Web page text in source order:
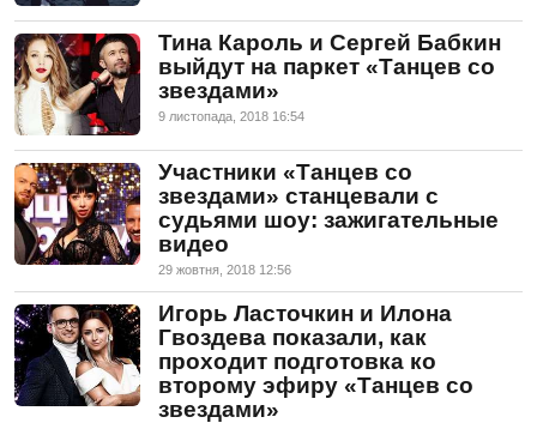
Тина Кароль и Сергей Бабкин
выйдут на паркет «Танцев со
звездами»
9 листопада, 2018 16:54
Участники «Танцев со
звездами» станцевали с
судьями шоу: зажигательные
видео
29 жовтня, 2018 12:56
Игорь Ласточкин и Илона
Гвоздева показали, как
проходит подготовка ко
второму эфиру «Танцев со
звездами»